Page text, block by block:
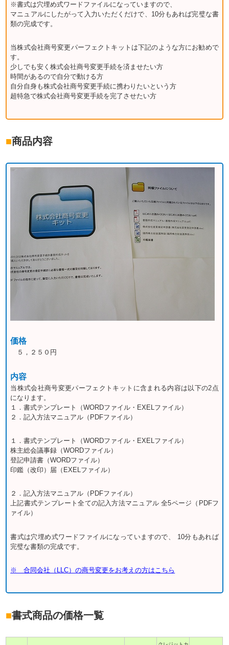
※書式は穴埋め式ワードファイルになっていますので、
マニュアルにしたがって入力いただくだけで、10分もあれば完璧な書
類の完成です。
当株式会社商号変更パーフェクトキットは下記のような方にお勧めで
す。
少しでも安く株式会社商号変更手続を済ませたい方
時間があるので自分で動ける方
自分自身も株式会社商号変更手続に携わりたいという方
超特急で株式会社商号変更手続を完了させたい方
■商品内容
価格
５，２５０円
内容
当株式会社商号変更パーフェクトキットに含まれる内容は以下の2点
になります。
１．書式テンプレート（WORDファイル・EXELファイル）
２．記入方法マニュアル（PDFファイル）
１．書式テンプレート（WORDファイル・EXELファイル）
株主総会議事録（WORDファイル）
登記申請書（WORDファイル）
印鑑（改印）届（EXELファイル）
２．記入方法マニュアル（PDFファイル）
上記書式テンプレート全ての記入方法マニュアル 全5ページ（PDFフ
ァイル）
書式は穴埋め式ワードファイルになっていますので、 10分もあれば
完璧な書類の完成です。
※ 合同会社（LLC）の商号変更をお考えの方はこちら
■書式商品の価格一覧